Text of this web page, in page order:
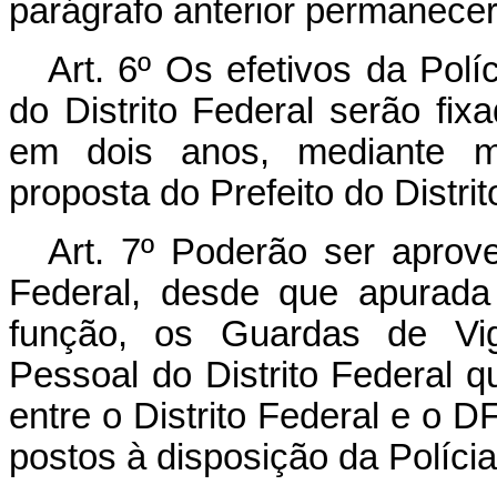
parágrafo anterior
Art. 6º Os efetivos da
do Distrito Federal serão
em dois anos, mediante
proposta do Prefeito do
Art. 7º Poderão ser
Federal, desde que
função, os Guardas de
Pessoal do Distrito Federal
entre o Distrito Federal e o
postos à disposição da